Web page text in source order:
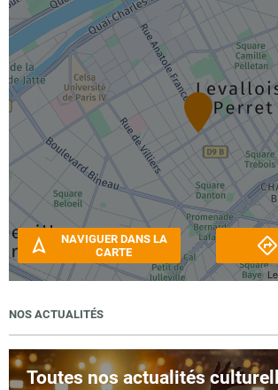
NAVIGUER DANS LA
CARTE
NOS ACTUALITÉS
Toutes nos actualités